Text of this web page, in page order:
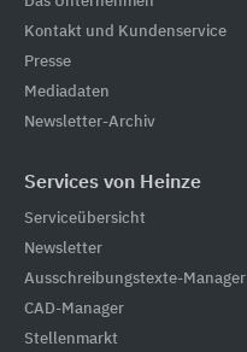
Kontakt und Kundenservice
Presse
Mediadaten
Newsletter-Archiv
Services von Heinze
Serviceübersicht
Newsletter
Ausschreibungstexte-Manager
CAD-Manager
Stellenmarkt